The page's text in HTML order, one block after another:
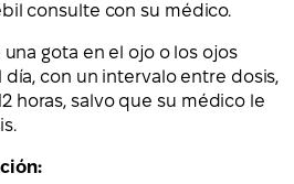
consulte con su médico.
gota en el ojo o los ojos
con un intervalo entre dosis,
horas, salvo que su médico le